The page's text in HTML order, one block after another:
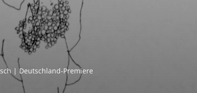
| Deutschland-Premiere